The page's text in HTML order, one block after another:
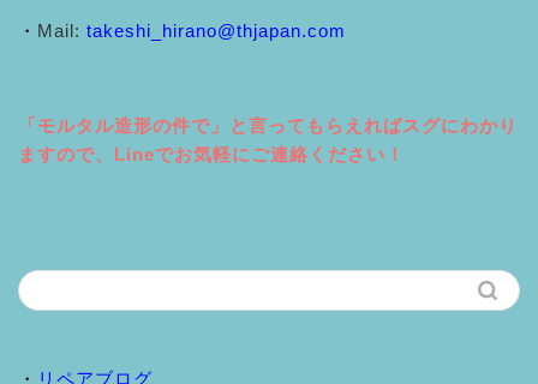
・ Mail: takeshi_hirano@thjapan.com
「モルタル造形の件で」と言ってもらえればスグにわかり
ますので、Lineでお気軽にご連絡ください！
・ リペアブログ